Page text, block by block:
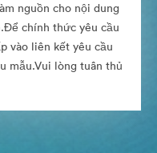
nguồn cho nội dung
chính thức yêu cầu
vào liên kết yêu cầu
mẫu.Vui lòng tuân thủ